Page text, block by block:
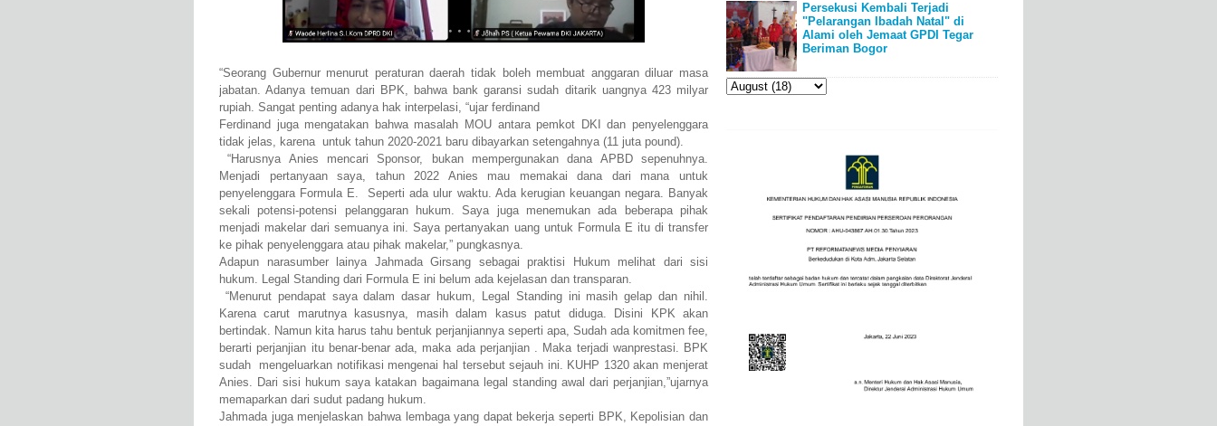
“Seorang Gubernur menurut peraturan daerah tidak boleh membuat anggaran diluar masa
jabatan. Adanya temuan dari BPK, bahwa bank garansi sudah ditarik uangnya 423 milyar
rupiah. Sangat penting adanya hak interpelasi, “ujar ferdinand
Ferdinand juga mengatakan bahwa masalah MOU antara pemkot DKI dan penyelenggara
tidak jelas, karena untuk tahun 2020-2021 baru dibayarkan setengahnya (11 juta pound).
“Harusnya Anies mencari Sponsor, bukan mempergunakan dana APBD sepenuhnya.
Menjadi pertanyaan saya, tahun 2022 Anies mau memakai dana dari mana untuk
penyelenggara Formula E. Seperti ada ulur waktu. Ada kerugian keuangan negara. Banyak
sekali potensi-potensi pelanggaran hukum. Saya juga menemukan ada beberapa pihak
menjadi makelar dari semuanya ini. Saya pertanyakan uang untuk Formula E itu di transfer
ke pihak penyelenggara atau pihak makelar,” pungkasnya.
Adapun narasumber lainya Jahmada Girsang sebagai praktisi Hukum melihat dari sisi
hukum. Legal Standing dari Formula E ini belum ada kejelasan dan transparan.
“Menurut pendapat saya dalam dasar hukum, Legal Standing ini masih gelap dan nihil.
Karena carut marutnya kasusnya, masih dalam kasus patut diduga. Disini KPK akan
bertindak. Namun kita harus tahu bentuk perjanjiannya seperti apa, Sudah ada komitmen fee,
berarti perjanjian itu benar-benar ada, maka ada perjanjian . Maka terjadi wanprestasi. BPK
sudah mengeluarkan notifikasi mengenai hal tersebut sejauh ini. KUHP 1320 akan menjerat
Anies. Dari sisi hukum saya katakan bagaimana legal standing awal dari perjanjian,”ujarnya
memaparkan dari sudut padang hukum.
Jahmada juga menjelaskan bahwa lembaga yang dapat bekerja seperti BPK, Kepolisian dan
Persekusi Kembali Terjadi
"Pelarangan Ibadah Natal" di
Alami oleh Jemaat GPDI Tegar
Beriman Bogor